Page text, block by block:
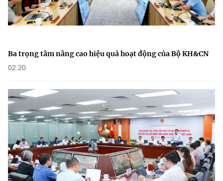
Ba trọng tâm nâng cao hiệu quả hoạt động của Bộ KH&CN
02:20